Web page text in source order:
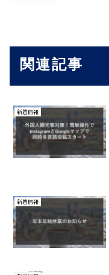
関連記事
新着情報
新着情報